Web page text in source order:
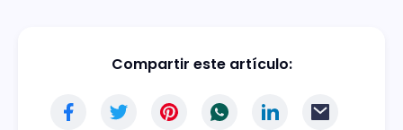
Compartir este artículo: